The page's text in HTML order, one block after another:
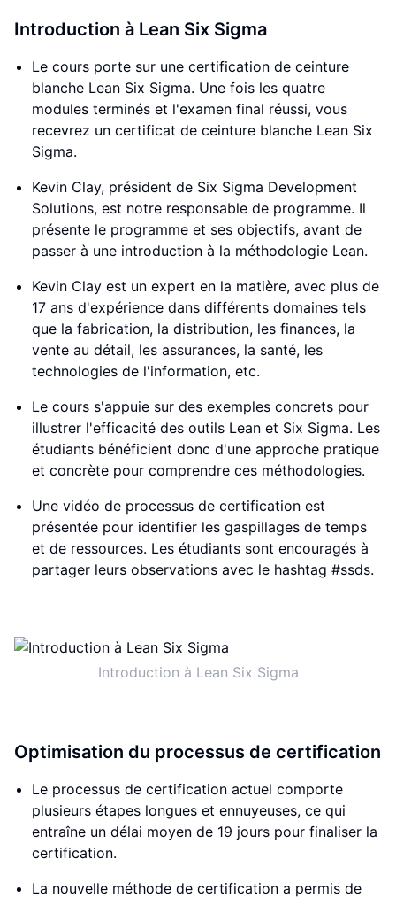
Introduction à Lean Six Sigma
Le cours porte sur une certification de ceinture
blanche Lean Six Sigma. Une fois les quatre
modules terminés et l'examen final réussi, vous
recevrez un certificat de ceinture blanche Lean Six
Sigma.
Kevin Clay, président de Six Sigma Development
Solutions, est notre responsable de programme. Il
présente le programme et ses objectifs, avant de
passer à une introduction à la méthodologie Lean.
Kevin Clay est un expert en la matière, avec plus de
17 ans d'expérience dans différents domaines tels
que la fabrication, la distribution, les finances, la
vente au détail, les assurances, la santé, les
technologies de l'information, etc.
Le cours s'appuie sur des exemples concrets pour
illustrer l'efficacité des outils Lean et Six Sigma. Les
étudiants bénéficient donc d'une approche pratique
et concrète pour comprendre ces méthodologies.
Une vidéo de processus de certification est
présentée pour identifier les gaspillages de temps
et de ressources. Les étudiants sont encouragés à
partager leurs observations avec le hashtag #ssds.
Introduction à Lean Six Sigma
Optimisation du processus de certification
Le processus de certification actuel comporte
plusieurs étapes longues et ennuyeuses, ce qui
entraîne un délai moyen de 19 jours pour finaliser la
certification.
La nouvelle méthode de certification a permis de